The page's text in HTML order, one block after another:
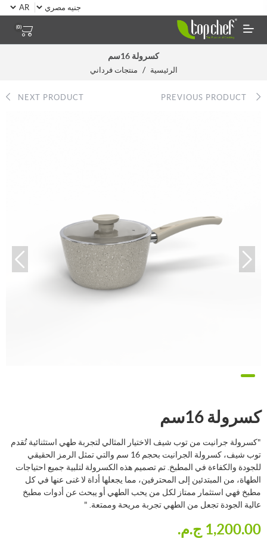
(0)
كسرولة 16سم
الرئيسية / منتجات فرداني
NEXT PRODUCT
كسرولة 16سم
"كسرولة جرانيت من توب شيف الاختيار المثالي لتجربة طهي استثنائية تُقدم
توب شيف، كسرولة الجرانيت بحجم 16 سم والتي تمثل الرمز الحقيقي
للجودة والكفاءة في المطبخ. تم تصميم هذه الكسرولة لتلبية جميع احتياجات
الطهاة، من المبتدئين إلى المحترفين، مما يجعلها أداة لا غنى عنها في كل
مطبخ فهي استثمار ممتاز لكل من يحب الطهي أو يبحث عن أدوات مطبخ
عالية الجودة تجعل من الطهي تجربة مريحة وممتعة. "
1,200.00 ج.م.‏